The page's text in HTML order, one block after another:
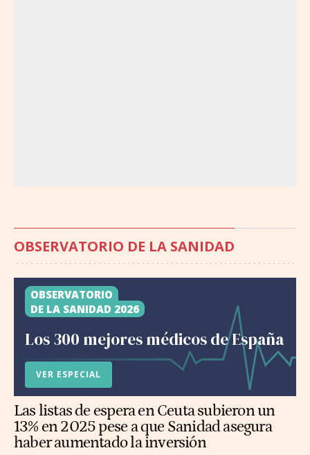
OBSERVATORIO DE LA SANIDAD
OBSERVATORIO
DE LA SANIDAD 2026
Los 300 mejores médicos de España
VER ESPECIAL
Las listas de espera en Ceuta subieron un
13% en 2025 pese a que Sanidad asegura
haber aumentado la inversión